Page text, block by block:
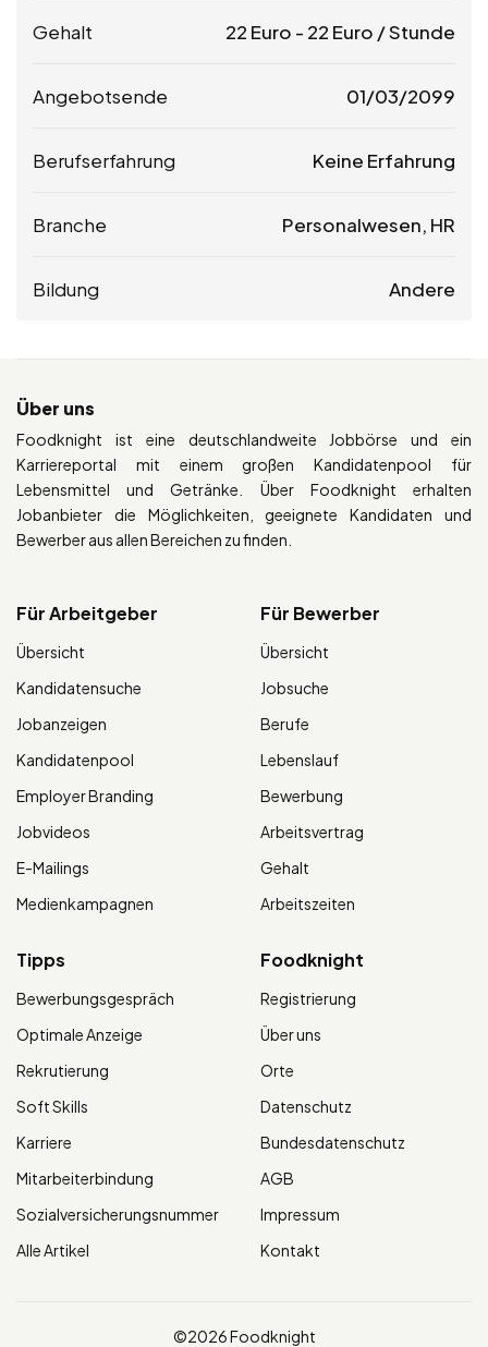
Gehalt 22 Euro - 22 Euro / Stunde
Angebotsende 01/03/2099
Berufserfahrung Keine Erfahrung
Branche Personalwesen, HR
Bildung Andere
Über uns
Foodknight ist eine deutschlandweite Jobbörse und ein
Karriereportal mit einem großen Kandidatenpool für
Lebensmittel und Getränke. Über Foodknight erhalten
Jobanbieter die Möglichkeiten, geeignete Kandidaten und
Bewerber aus allen Bereichen zu finden.
Für Arbeitgeber
Übersicht
Kandidatensuche
Jobanzeigen
Kandidatenpool
Employer Branding
Jobvideos
E-Mailings
Medienkampagnen
Für Bewerber
Übersicht
Jobsuche
Berufe
Lebenslauf
Bewerbung
Arbeitsvertrag
Gehalt
Arbeitszeiten
Tipps
Bewerbungsgespräch
Optimale Anzeige
Rekrutierung
Soft Skills
Karriere
Mitarbeiterbindung
Sozialversicherungsnummer
Alle Artikel
Foodknight
Registrierung
Über uns
Orte
Datenschutz
Bundesdatenschutz
AGB
Impressum
Kontakt
©2026 Foodknight